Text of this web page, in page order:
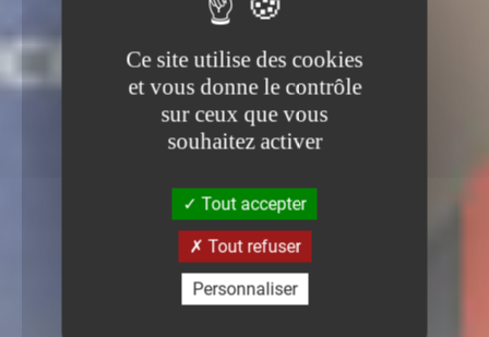
Ce site utilise des cookies
et vous donne le contrôle
sur ceux que vous
souhaitez activer
Tout accepter
Tout refuser
Personnaliser